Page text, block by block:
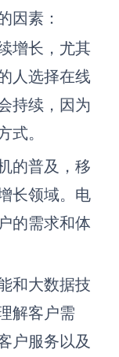
因素：
增长，尤其
人选择在线
持续，因为
式。
的普及，移
长领域。电
的需求和体
和大数据技
解客户需
户服务以及